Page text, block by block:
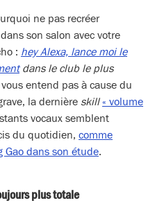
ne pas recréer
son salon avec votre
: hey Alexa, lance moi le
dans le club le plus
entend pas à cause du
la dernière skill « volume
vocaux semblent
du quotidien, comme
Gao dans son étude.
plus totale